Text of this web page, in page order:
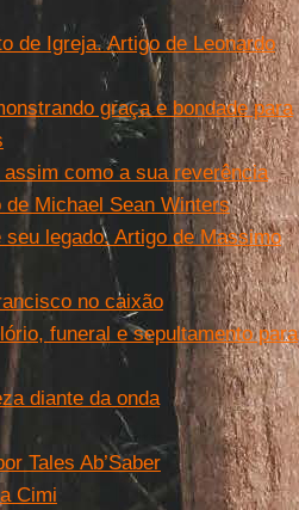
de Igreja. Artigo de Leonardo
graça e bondade para
como a sua reverência
Michael Sean Winters
legado. Artigo de Massimo
no caixão
funeral e sepultamento para
diante da onda
Tales Ab’Saber
Cimi